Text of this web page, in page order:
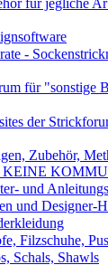
für jegliche
-
für "sonstige
der
Zubehör,
KEINE
und
und Designer-
Filzschuhe,
Schals, Shawls